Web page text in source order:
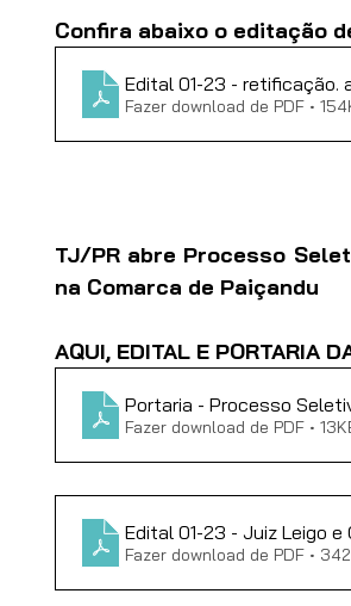
Confira abaixo o editação
Edital 01-23 -
Fazer download de PDF •
TJ/PR abre Processo
na Comarca de Paiçandu
AQUI, EDITAL E PORTARIA
Portaria - Processo
Fazer download de PDF •
Edital 01-23 - Juiz Leigo e
Fazer download de PDF •